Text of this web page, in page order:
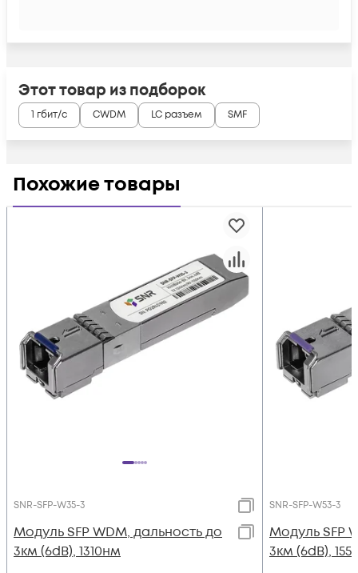
Этот товар из подборок
1 гбит/с CWDM LC разъем SMF
Похожие товары
SNR-SFP-W35-3
Модуль SFP WDM, дальность до
3км (6dB), 1310нм
SNR-SFP-W53-3
Модуль SFP
3км (6dB),